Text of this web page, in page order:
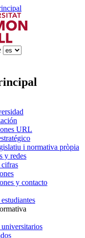
URL
i normativa pròpia
y redes
y contacto
universitarios